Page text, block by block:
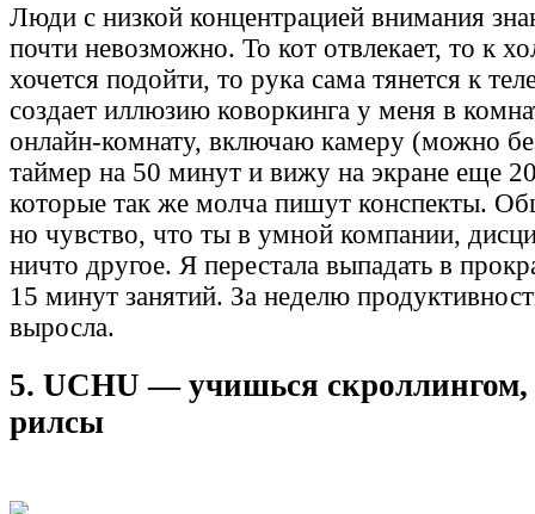
Люди с низкой концентрацией внимания
почти невозможно. То кот отвлекает, то к
хочется подойти, то рука сама тянется к
создает иллюзию коворкинга у меня в
онлайн-комнату, включаю камеру (можно
таймер на 50 минут и вижу на экране еще
которые так же молча пишут конспекты.
но чувство, что ты в умной компании,
ничто другое. Я перестала выпадать в
15 минут занятий. За неделю
выросла.
5. UCHU — учишься скроллингом,
рилсы